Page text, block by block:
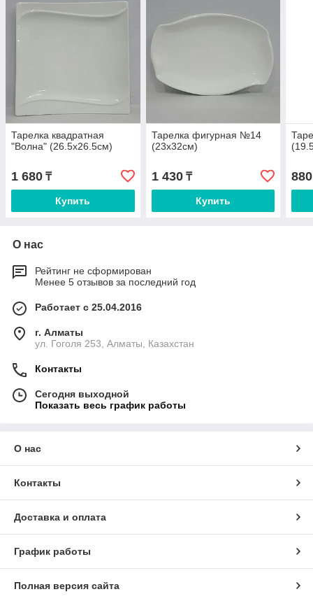
Тарелка квадратная
"Волна" (26.5х26.5см)
1 680 ₸
Купить
Тарелка фигурная №14
(23х32см)
1 430₸
Купить
880
О нас
Рейтинг не сформирован
Менее 5 отзывов за последний год
Работает с 25.04.2016
г. Алматы
ул. Гоголя 253, Алматы, Казахстан
Контакты
Сегодня выходной
Показать весь график работы
О нас
Контакты
Доставка и оплата
График работы
Полная версия сайта